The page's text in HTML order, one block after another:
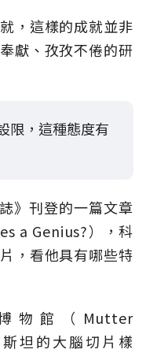
，這樣的成就並非
獻、孜孜不倦的研
限，這種態度有
》刊登的一篇文章
a Genius?），科
，看他具有哪些特
物館（Mutter
坦的大腦切片樣